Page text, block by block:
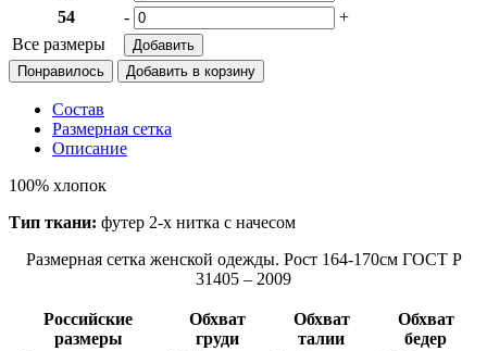
54
-
+
Все размеры
Понравилось
Состав
Размерная сетка
Описание
100% хлопок
Тип ткани: футер 2-х нитка с начесом
Размерная сетка женской одежды. Рост 164-170см ГОСТ Р
31405 – 2009
Российские
размеры
Обхват
груди
Обхват
талии
Обхват
бедер